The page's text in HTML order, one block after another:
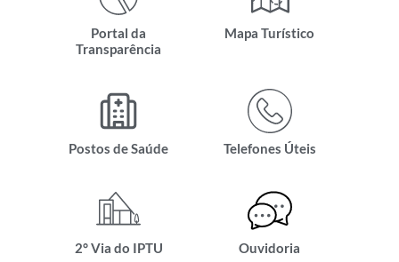
Portal da
Transparência
Mapa Turístico
Postos de Saúde Telefones Úteis
2° Via do IPTU Ouvidoria